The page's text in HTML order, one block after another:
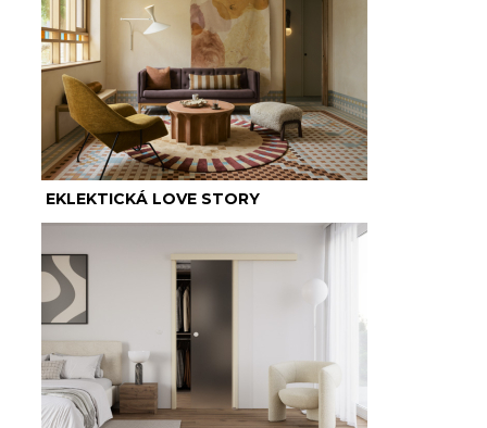
EKLEKTICKÁ LOVE STORY